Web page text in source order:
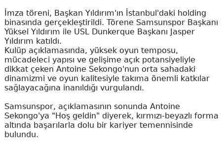
İmza töreni, Başkan Yıldırım'ın İstanbul'daki holding
binasında gerçekleştirildi. Törene Samsunspor Başkanı
Yüksel Yıldırım ile USL Dunkerque Başkanı Jasper
Yıldırım katıldı.
Kulüp açıklamasında, yüksek oyun temposu,
mücadeleci yapısı ve gelişime açık potansiyeliyle
dikkat çeken Antoine Sekongo'nun orta sahadaki
dinamizmi ve oyun kalitesiyle takıma önemli katkılar
sağlayacağına inanıldığı vurgulandı.
Samsunspor, açıklamasının sonunda Antoine
Sekongo'ya "Hoş geldin" diyerek, kırmızı-beyazlı forma
altında başarılarla dolu bir kariyer temennisinde
bulundu.